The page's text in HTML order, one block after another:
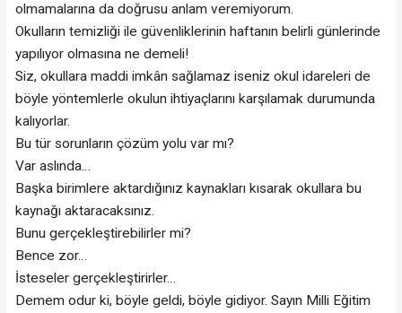
olmamalarına da doğrusu anlam veremiyorum.
Okulların temizliği ile güvenliklerinin haftanın belirli günlerinde
yapılıyor olmasına ne demeli!
Siz, okullara maddi imkân sağlamaz iseniz okul idareleri de
böyle yöntemlerle okulun ihtiyaçlarını karşılamak durumunda
kalıyorlar.
Bu tür sorunların çözüm yolu var mı?
Var aslında…
Başka birimlere aktardığınız kaynakları kısarak okullara bu
kaynağı aktaracaksınız.
Bunu gerçekleştirebilirler mi?
Bence zor…
İsteseler gerçekleştirirler…
Demem odur ki, böyle geldi, böyle gidiyor. Sayın Milli Eğitim